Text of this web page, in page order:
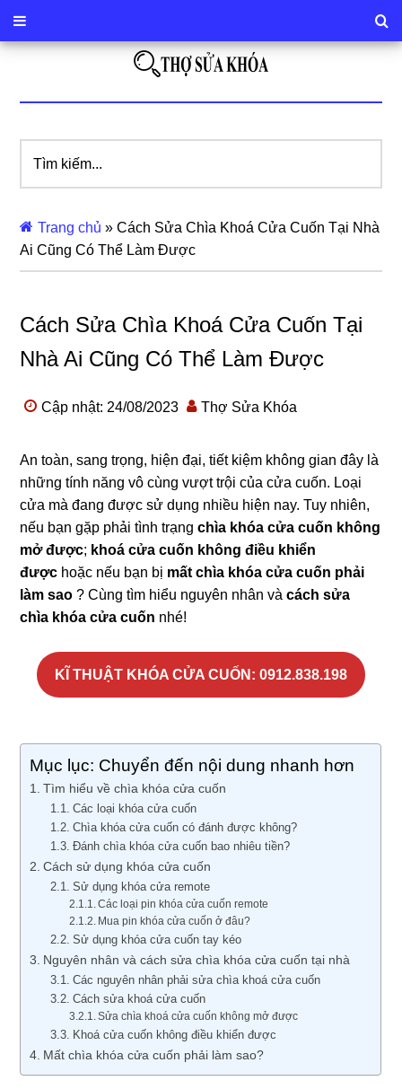
kiếm...
Trang chủ »Cách Sửa Chìa Khoá Cửa Cuốn Tại Nhà
Ai Cũng Có Thể Làm Được
Cách Sửa Chìa Khoá Cửa Cuốn Tại
Nhà Ai Cũng Có Thể Làm Được
Cập nhật: 24/08/2023 Thợ Sửa Khóa
An toàn, sang trọng, hiện đại, tiết kiệm không gian đây là
những tính năng vô cùng vượt trội của cửa cuốn. Loại
cửa mà đang được sử dụng nhiều hiện nay. Tuy nhiên,
nếu bạn gặp phải tình trạngchìa khóa cửa cuốn không
mở được; khoá cửa cuốn không điều khiển
được hoặc nếu bạn bị mất chìa khóa cửa cuốn phải
làm sao ? Cùng tìm hiểu nguyên nhân vàcách sửa
chìa khóa cửa cuốn nhé!
KĨ THUẬT KHÓA CỬA CUỐN: 0912.838.198
Mục lục: Chuyển đến nội dung nhanh hơn
Tìm hiểu về chìa khóa cửa cuốn
Các loại khóa cửa cuốn
Chìa khóa cửa cuốn có đánh được không?
Đánh chìa khóa cửa cuốn bao nhiêu tiền?
Cách sử dụng khóa cửa cuốn
Sử dụng khóa cửa remote
Các loại pin khóa cửa cuốn remote
Mua pin khóa cửa cuốn ở đâu?
Sử dụng khóa cửa cuốn tay kéo
Nguyên nhân và cách sửa chìa khóa cửa cuốn tại nhà
Các nguyên nhân phải sửa chìa khoá cửa cuốn
Cách sửa khoá cửa cuốn
Sửa chìa khoá cửa cuốn không mở được
Khoá cửa cuốn không điều khiển được
Mất chìa khóa cửa cuốn phải làm sao?